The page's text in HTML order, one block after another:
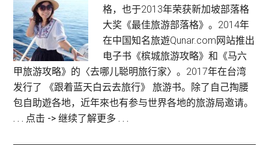
格，也于2013年荣获新加坡部落格
大奖《最佳旅游部落格》。2014年
在中国知名旅遊Qunar.com网站推出
电子书《槟城旅游攻略》和《马六
甲旅游攻略》的〈去哪儿聪明旅行家〉。2017年在台湾
发行了 《跟着蓝天白云去旅行》 旅游书。除了自己掏腰
包自助遊各地，近年來也有参与世界各地的旅游局邀请。
. . . 点击 -> 继续了解更多 . . .